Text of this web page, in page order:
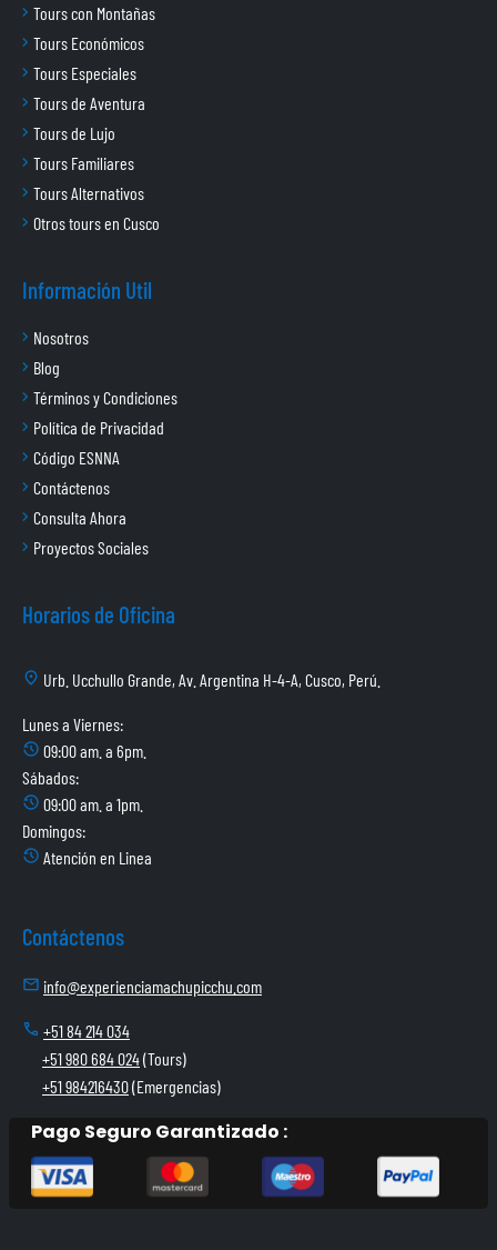
Tours con Montañas
Tours Económicos
Tours Especiales
Tours de Aventura
Tours de Lujo
Tours Familiares
Tours Alternativos
Otros tours en Cusco
Información Util
Nosotros
Blog
Términos y Condiciones
Política de Privacidad
Código ESNNA
Contáctenos
Consulta Ahora
Proyectos Sociales
Horarios de Oficina
location_on Urb. Ucchullo Grande, Av. Argentina H-4-A, Cusco, Perú.
Lunes a Viernes:
history_2 09:00 am. a 6pm.
Sábados:
history_2 09:00 am. a 1pm.
Domingos:
history_2 Atención en Linea
Contáctenos
mail info@experienciamachupicchu.com
call +51 84 214 034
+51 980 684 024(Tours)
+51 984216430(Emergencias)
Pago Seguro Garantizado :